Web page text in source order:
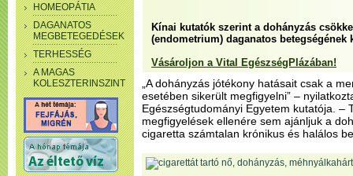
HOMEOPÁTIA
DAGANATOS
MEGBETEGEDÉSEK
TERHESSÉG
A MAGAS
KOLESZTERINSZINT
Kínai kutatók szerint a dohányzás
(endometrium) daganatos betegségének
Vásároljon a Vital EgészségPlázában!
„A dohányzás jótékony hatásait csak a
esetében sikerült megfigyelni” –
Egészségtudományi Egyetem kutatója. –
megfigyelések ellenére sem ajánljuk a
cigaretta számtalan krónikus és halálos